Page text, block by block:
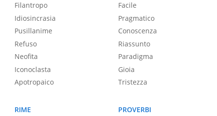
Filantropo
Idiosincrasia
Pusillanime
Refuso
Neofita
Iconoclasta
Apotropaico
Facile
Pragmatico
Conoscenza
Riassunto
Paradigma
Gioia
Tristezza
RIME
PROVERBI